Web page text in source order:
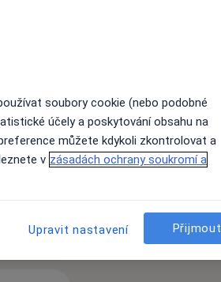
soubory cookie (nebo podobné
účely a poskytování obsahu na
můžete kdykoli zkontrolovat a
v zásadách ochrany soukromí a
Upravit nastavení Přijmout